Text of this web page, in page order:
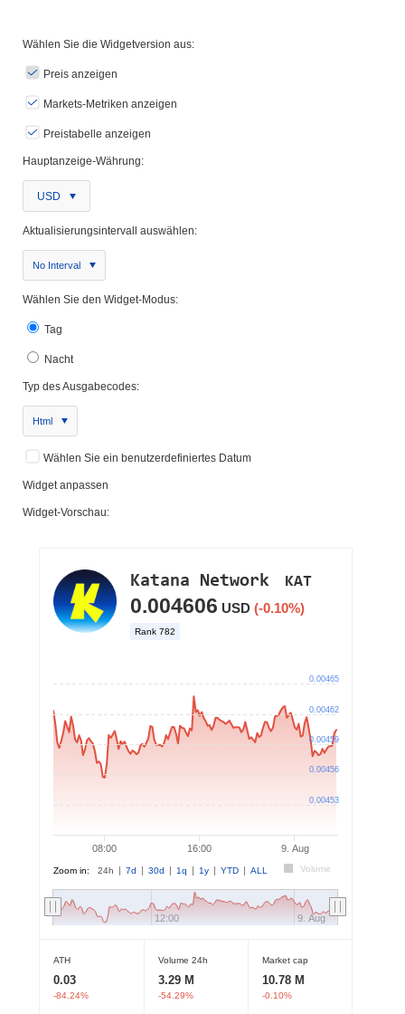
Wählen Sie die Widgetversion aus:
Preis anzeigen
Markets-Metriken anzeigen
Preistabelle anzeigen
Hauptanzeige-Währung:
USD
Aktualisierungsintervall auswählen:
No Interval
Wählen Sie den Widget-Modus:
Tag
Nacht
Typ des Ausgabecodes:
Html
Wählen Sie ein benutzerdefiniertes Datum
Widget anpassen
Widget-Vorschau: